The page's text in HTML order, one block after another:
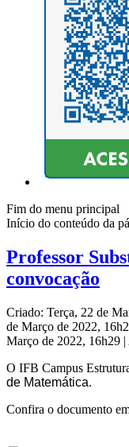
Fim do menu principal
Início do conteúdo da
Professor
convocação
Criado: Terça, 22 de
de Março de 2022,
Março de 2022, 16h29 |
O IFB Campus
de Matemática.
Confira o documento